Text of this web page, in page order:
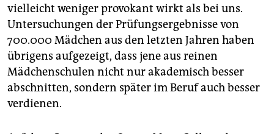
vielleicht weniger provokant wirkt als bei uns.
Untersuchungen der Prüfungsergebnisse von
700.000 Mädchen aus den letzten Jahren haben
übrigens aufgezeigt, dass jene aus reinen
Mädchenschulen nicht nur akademisch besser
abschnitten, sondern später im Beruf auch besser
verdienen.